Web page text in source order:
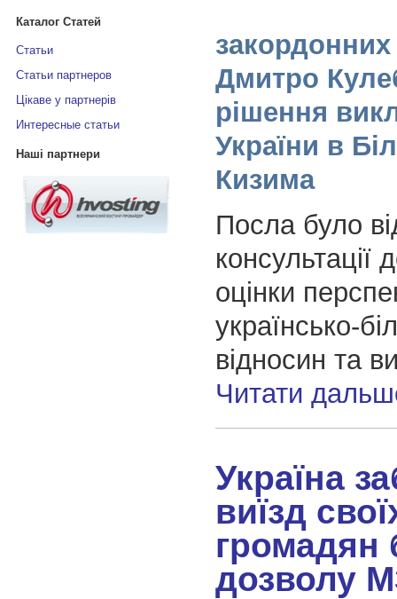
Каталог Статей
Статьи
Статьи партнеров
Цікаве у партнерів
Интересные статьи
Наші партнери
Дмитро
рішення
України в
Кизима
Посла було
консультації
оцінки
українсько-
відносин та
Читати
Україна
виїзд
громадян
дозволу